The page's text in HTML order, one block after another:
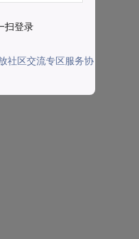
扫登录
社区交流专区服务协